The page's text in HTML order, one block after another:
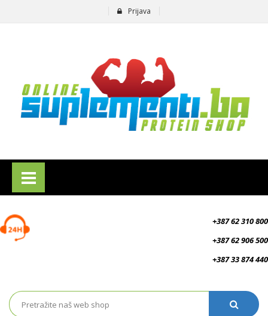
Prijava
+387 62 310 800
+387 62 906 500
+387 33 874 440